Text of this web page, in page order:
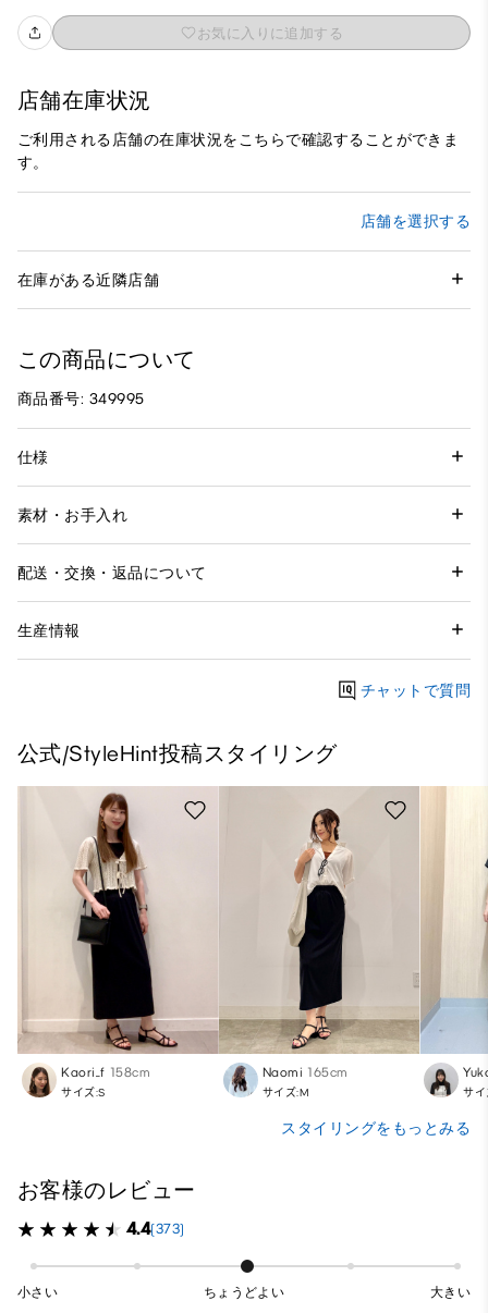
お気に入りに追加する
店舗在庫状況
ご利用される店舗の在庫状況をこちらで確認することができま
す。
店舗を選択する
在庫がある近隣店舗
この商品について
商品番号: 349995
仕様
素材・お手入れ
配送・交換・返品について
生産情報
チャットで質問
公式/StyleHint投稿スタイリング
Kaori_f 158cm
サイズ:S
Naomi 165cm
サイズ:M サ
スタイリングをもっとみる
お客様のレビュー
4.4(373)
小さい ちょうどよい 大きい